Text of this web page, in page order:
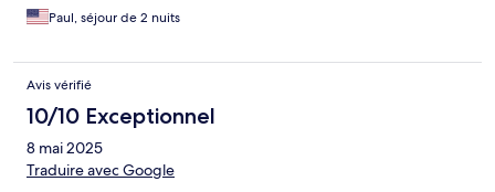
Paul, séjour de 2 nuits
Avis vérifié
10/10 Exceptionnel
8 mai 2025
Traduire avec Google